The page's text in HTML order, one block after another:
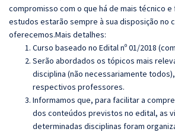
compromisso com o que há de mais técnico e
estudos estarão sempre à sua disposição no
oferecemos.Mais detalhes:
Curso baseado no Edital nº 01/2018
Serão abordados os tópicos mais
disciplina (não necessariamente
respectivos professores.
Informamos que, para facilitar a
dos conteúdos previstos no edital, as
determinadas disciplinas foram